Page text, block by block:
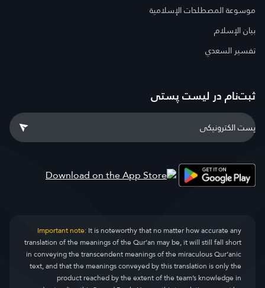
موسوعة المصطلحات الإسلامية
بيان الإسلام
تفسير السعدي
ثبت‌نام در ليست پستى
Important note:It is noteworthy that no matter how accurate any
translation of the meanings of the Qur’an may be, it will still fall short
in conveying the transcendent meanings of the miraculous Qur’anic
text, and that the meanings conveyed by this translation is only the
product reached by the extent of the team’s knowledge in